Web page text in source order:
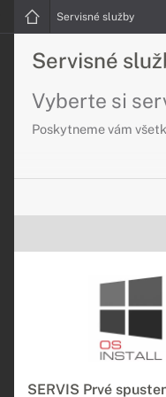
Servisné služby
Servisné
Vyberte si
Poskytneme vám
SERVIS Prvé